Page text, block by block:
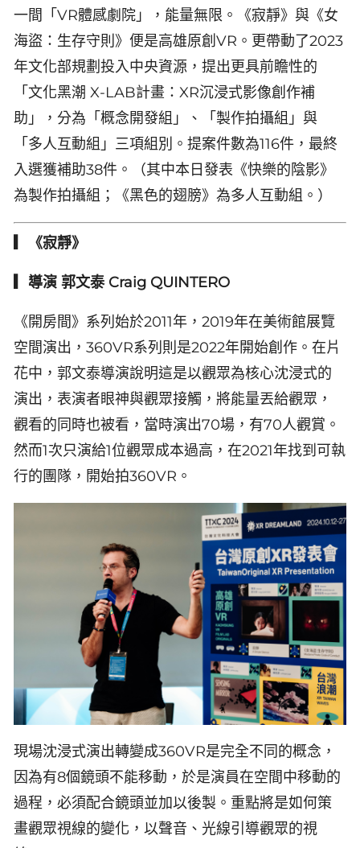
一間「VR體感劇院」，能量無限。《寂靜》與《女
海盜：生存守則》便是高雄原創VR。更帶動了2023
年文化部規劃投入中央資源，提出更具前瞻性的
「文化黑潮 X-LAB計畫：XR沉浸式影像創作補
助」，分為「概念開發組」、「製作拍攝組」與
「多人互動組」三項組別。提案件數為116件，最終
入選獲補助38件。（其中本日發表《快樂的陰影》
為製作拍攝組；《黑色的翅膀》為多人互動組。）
▎《寂靜》
▎導演 郭文泰 Craig QUINTERO
《開房間》系列始於2011年，2019年在美術館展覽
空間演出，360VR系列則是2022年開始創作。在片
花中，郭文泰導演說明這是以觀眾為核心沈浸式的
演出，表演者眼神與觀眾接觸，將能量丟給觀眾，
觀看的同時也被看，當時演出70場，有70人觀賞。
然而1次只演給1位觀眾成本過高，在2021年找到可執
行的團隊，開始拍360VR。
現場沈浸式演出轉變成360VR是完全不同的概念，
因為有8個鏡頭不能移動，於是演員在空間中移動的
過程，必須配合鏡頭並加以後製。重點將是如何策
畫觀眾視線的變化，以聲音、光線引導觀眾的視